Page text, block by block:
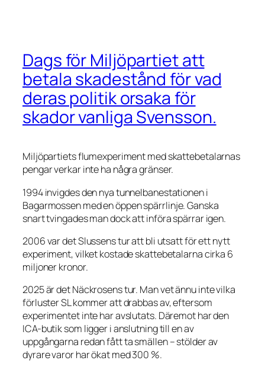
Dags för Miljöpartiet att
betala skadestånd för vad
deras politik orsaka för
skador vanliga Svensson.
Miljöpartiets flumexperiment med skattebetalarnas
pengar verkar inte ha några gränser.
1994 invigdes den nya tunnelbanestationen i
Bagarmossen med en öppen spärrlinje. Ganska
snart tvingades man dock att införa spärrar igen.
2006 var det Slussens tur att bli utsatt för ett nytt
experiment, vilket kostade skattebetalarna cirka 6
miljoner kronor.
2025 är det Näckrosens tur. Man vet ännu inte vilka
förluster SL kommer att drabbas av, eftersom
experimentet inte har avslutats. Däremot har den
ICA-butik som ligger i anslutning till en av
uppgångarna redan fått ta smällen – stölder av
dyrare varor har ökat med 300 %.